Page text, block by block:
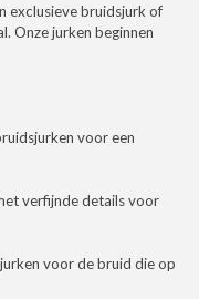
exclusieve bruidsjurk of
Onze jurken beginnen
voor een
verfijnde details voor
voor de bruid die op